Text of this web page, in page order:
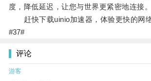
度，降低延迟，让您与世界更紧密地连接。
赶快下载uinio加速器，体验更快的网络
#37#
评论
游客